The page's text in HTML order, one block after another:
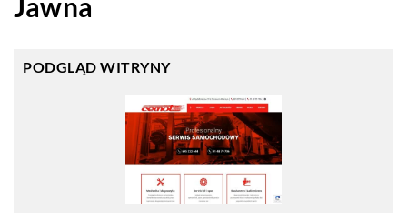
PODGLĄD WITRYNY